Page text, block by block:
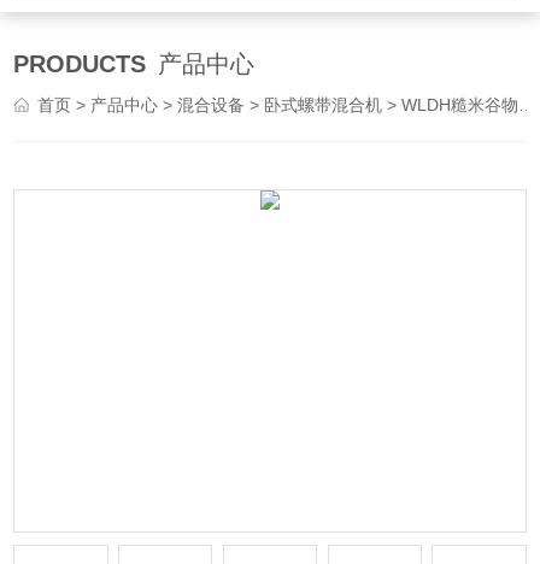
PRODUCTS 产品中心
首页 > 产品中心 >混合设备 > 卧式螺带混合机 > WLDH糙米谷物卧式螺带混合机